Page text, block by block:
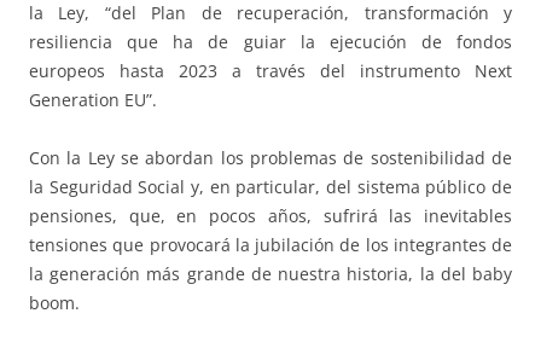
la Ley, “del Plan de recuperación, transformación y
resiliencia que ha de guiar la ejecución de fondos
europeos hasta 2023 a través del instrumento Next
Generation EU”.
Con la Ley se abordan los problemas de sostenibilidad de
la Seguridad Social y, en particular, del sistema público de
pensiones, que, en pocos años, sufrirá las inevitables
tensiones que provocará la jubilación de los integrantes de
la generación más grande de nuestra historia, la del baby
boom.